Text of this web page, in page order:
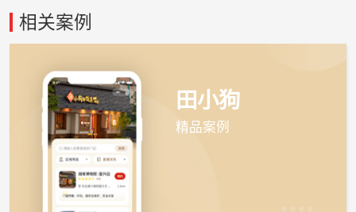
相关案例
田小狗
精品案例